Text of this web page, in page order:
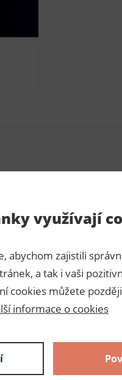
využívají
abychom zajistili
a tak i vaši
cookies můžete
informace o cookies